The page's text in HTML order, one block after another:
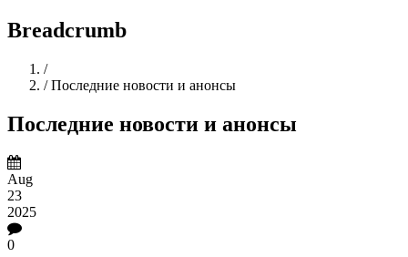
Breadcrumb
/Home
/ Последние новости и анонсы
Последние новости и анонсы
Aug
23
2025
0